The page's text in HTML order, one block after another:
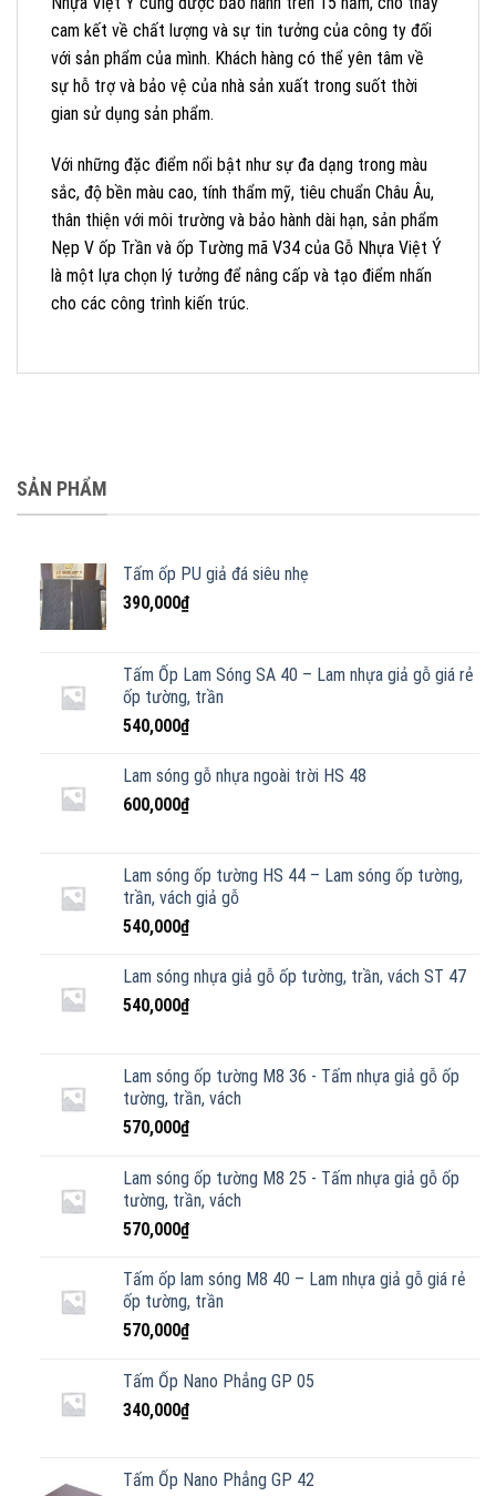
cam kết về chất lượng và sự tin tưởng của công ty đối
với sản phẩm của mình. Khách hàng có thể yên tâm về
sự hỗ trợ và bảo vệ của nhà sản xuất trong suốt thời
gian sử dụng sản phẩm.
Với những đặc điểm nổi bật như sự đa dạng trong màu
sắc, độ bền màu cao, tính thẩm mỹ, tiêu chuẩn Châu Âu,
thân thiện với môi trường và bảo hành dài hạn, sản phẩm
Nẹp V ốp Trần và ốp Tường mã V34 của Gỗ Nhựa Việt Ý
là một lựa chọn lý tưởng để nâng cấp và tạo điểm nhấn
cho các công trình kiến trúc.
SẢN PHẨM
Tấm ốp PU giả đá siêu nhẹ
390,000₫
Tấm Ốp Lam Sóng SA 40 – Lam nhựa giả gỗ giá rẻ
ốp tường, trần
540,000₫
Lam sóng gỗ nhựa ngoài trời HS 48
600,000₫
Lam sóng ốp tường HS 44 – Lam sóng ốp tường,
trần, vách giả gỗ
540,000₫
Lam sóng nhựa giả gỗ ốp tường, trần, vách ST 47
540,000₫
Lam sóng ốp tường M8 36 - Tấm nhựa giả gỗ ốp
tường, trần, vách
570,000₫
Lam sóng ốp tường M8 25 - Tấm nhựa giả gỗ ốp
tường, trần, vách
570,000₫
Tấm ốp lam sóng M8 40 – Lam nhựa giả gỗ giá rẻ
ốp tường, trần
570,000₫
Tấm Ốp Nano Phẳng GP 05
340,000₫
Tấm Ốp Nano Phẳng GP 42